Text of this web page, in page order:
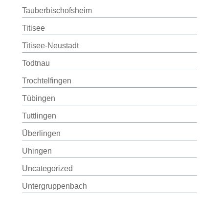
Tauberbischofsheim
Titisee
Titisee-Neustadt
Todtnau
Trochtelfingen
Tübingen
Tuttlingen
Überlingen
Uhingen
Uncategorized
Untergruppenbach